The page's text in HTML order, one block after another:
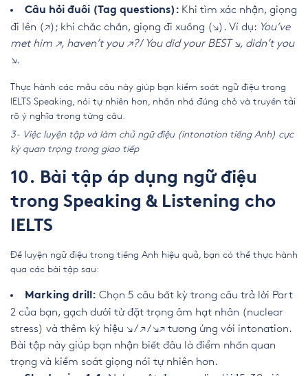
Câu hỏi đuôi (Tag questions): Khi tìm xác nhận, giọng
đi lên (↗); khi chắc chắn, giọng đi xuống (↘). Ví dụ: You’ve
met him ↗, haven’t you ↗?/ You did your BEST ↘, didn’t you
↘.
Thực hành các mẫu câu này giúp bạn kiểm soát ngữ điệu trong
IELTS Speaking, nói tự nhiên hơn, nhấn nhá đúng chỗ và truyền tải
rõ ý nghĩa trong từng câu.
3- Việc luyện tập và làm chủ ngữ điệu (intonation tiếng Anh) cực
kỳ quan trọng trong giao tiếp
10. Bài tập áp dụng ngữ điệu
trong Speaking & Listening cho
IELTS
Để luyện ngữ điệu trong tiếng Anh hiệu quả, bạn có thể thực hành
qua các bài tập sau:
Marking drill: Chọn 5 câu bất kỳ trong câu trả lời Part
2 của bạn, gạch dưới từ đặt trọng âm hạt nhân (nuclear
stress) và thêm ký hiệu ↘ / ↗ / ↘↗ tương ứng với intonation.
Bài tập này giúp bạn nhận biết đâu là điểm nhấn quan
trọng và kiểm soát giọng nói tự nhiên hơn.